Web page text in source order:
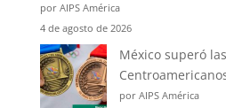
por AIPS América
4 de agosto de 2026
México superó
por AIPS América